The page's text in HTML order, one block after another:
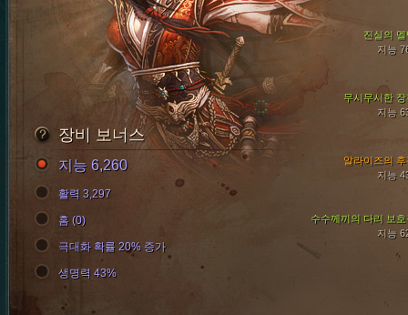
진실의 멜
지능
무시무시한 장
지능
수수께끼의 다리 보호
지능
알라이즈의 후
지능
장비 보너스
지능 6,260
활력 3,297
홈 (0)
극대화 확률 20% 증가
생명력 43%